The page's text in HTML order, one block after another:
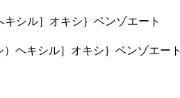
ヘキシル］オキシ｝ベンゾエート